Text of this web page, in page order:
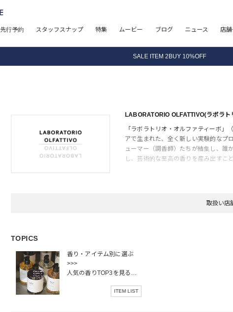
先行予約 スタッフスナップ 特集 ムービー ブログ ニュース 店
SALE ITEM 2BUY 10%OFF
LABORATORIO OLFATTIVO(ラボラ
「ラボラトリオ・オルファティーボ
アで生まれた、全く新しい実験的なプ
ューマー（調香師）たちが結集し、誰
し、芸術的な至高の香りを産み出すこ
取扱い店
TOPICS
香り・アイテム別に選ぶ
>>>
人気の香りTOP3を見る
ITEM LIST